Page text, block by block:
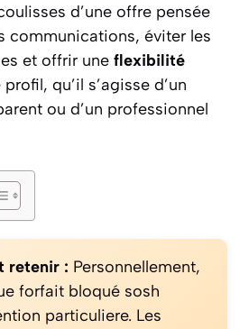
d’une offre pensée
communications, éviter les
et offrir une flexibilité
qu’il s’agisse d’un
ou d’un professionnel
retenir : Personnellement,
forfait bloqué sosh
particuliere. Les